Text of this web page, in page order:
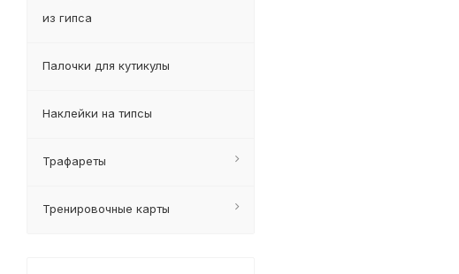
из гипса
Палочки для кутикулы
Наклейки на типсы
Трафареты
Тренировочные карты